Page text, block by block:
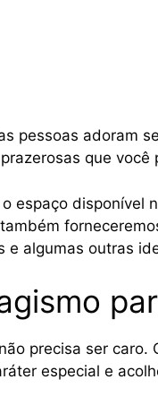
pessoas adoram
que
espaço disponível
e algumas outras
precisa ser
especial e